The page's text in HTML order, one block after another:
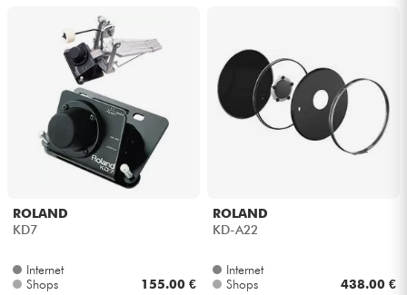
HiFi
Bundle
Sehen Sie sich unsere Marken an
ROLAND
KD7
Internet
Shops
155.00 €
ROLAND
KD-A22
Internet
Shops
438.00 €